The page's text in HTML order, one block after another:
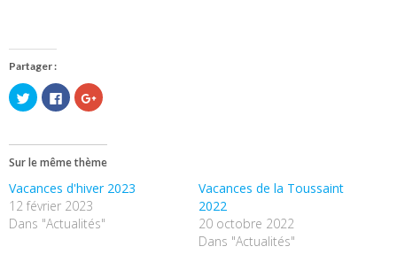
Partager :
Cliquez
pour
partager
dans
une
nouvelle
Cliquez
pour
partager
dans
une
nouvelle
Cliquez
pour
(ouvre
dans
une
fenêtre)
Sur le même thème
Vacances d'hiver 2023
12 février 2023
Dans "Actualités"
Vacances de la Toussaint
2022
20 octobre 2022
Dans "Actualités"